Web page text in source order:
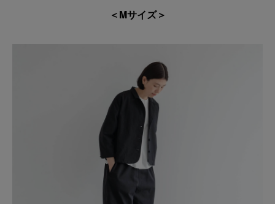
＜Mサイズ＞